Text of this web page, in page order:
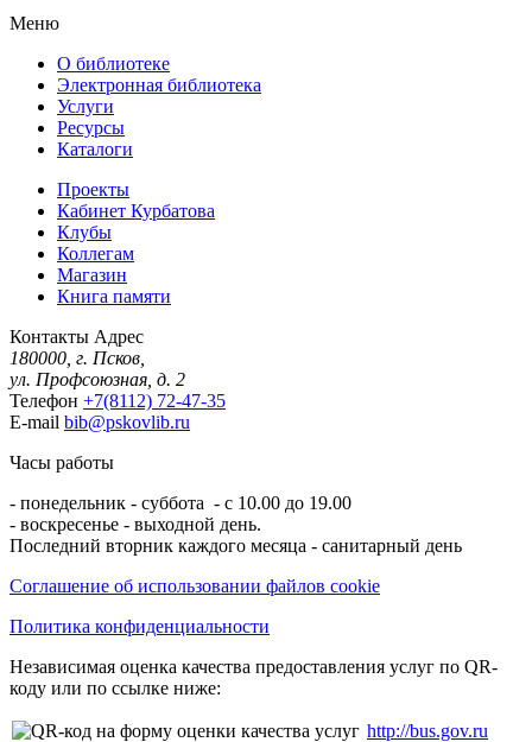
Меню
О библиотеке
Электронная библиотека
Услуги
Ресурсы
Каталоги
Проекты
Кабинет Курбатова
Клубы
Коллегам
Магазин
Книга памяти
Контакты Адрес
180000, г. Псков,
ул. Профсоюзная, д. 2
Телефон +7(8112) 72-47-35
E-mail bib@pskovlib.ru
Часы работы
- понедельник - суббота - с 10.00 до 19.00
- воскресенье - выходной день.
Последний вторник каждого месяца - санитарный день
Соглашение об использовании файлов cookie
Политика конфиденциальности
Независимая оценка качества предоставления услуг по QR-
коду или по ссылке ниже:
http://bus.gov.ru